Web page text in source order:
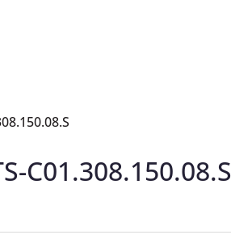
C01.308.150.08.S